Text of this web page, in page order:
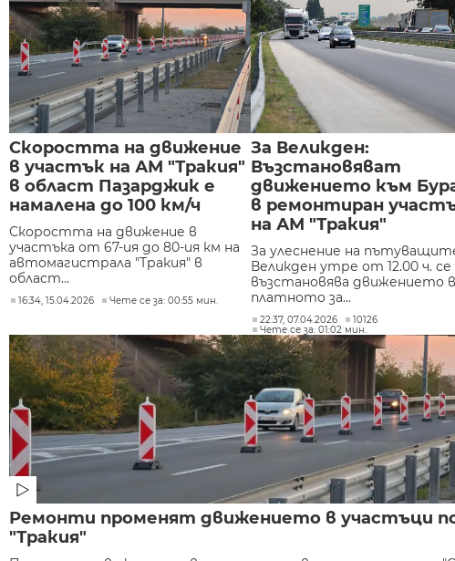
Скоростта на движение
в участък на АМ "Тракия"
в област Пазарджик е
намалена до 100 км/ч
Скоростта на движение в
участъка от 67-ия до 80-ия км на
автомагистрала "Тракия" в
област...
16:34, 15.04.2026 Чете се за: 00:55 мин.
За Великден:
Възстановяват
движението към
в ремонтиран
на АМ "Тракия"
За улеснение на
Великден утре от 12.00 ч. се
възстановява движението в
платното за...
22:37, 07.04.2026
10126
Чете се за: 01:02 мин.
Ремонти променят движението в участъци
"Тракия"